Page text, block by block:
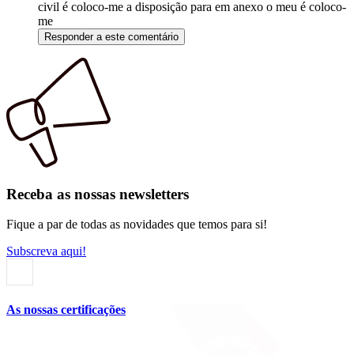
civil é coloco-me a disposição para em anexo o meu é coloco-
me
Responder a este comentário
Receba as nossas newsletters
Fique a par de todas as novidades que temos para si!
Subscreva aqui!
As nossas certificações